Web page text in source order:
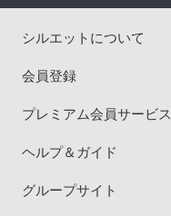
シルエットについて
会員登録
プレミアム会員サービス
ヘルプ＆ガイド
グループサイト